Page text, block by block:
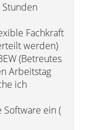
Stunden
Fachkraft
werden)
(Betreutes
Arbeitstag
ich
Software ein (